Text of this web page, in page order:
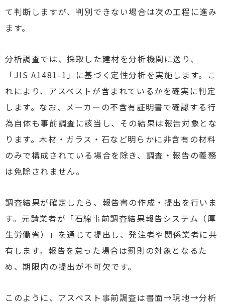
て判断しますが、判別できない場合は次の工程に進み
ます。
分析調査では、採取した建材を分析機関に送り、
「JIS A1481-1」に基づく定性分析を実施します。こ
れにより、アスベストが含まれているかを確実に判定
します。なお、メーカーの不含有証明書で確認する行
為自体も事前調査に該当し、その結果は報告対象とな
ります。木材・ガラス・石など明らかに非含有の材料
のみで構成されている場合を除き、調査・報告の義務
は免除されません。
調査結果が確定したら、報告書の作成・提出を行いま
す。元請業者が「石綿事前調査結果報告システム（厚
生労働省）」を通じて提出し、発注者や関係業者に共
有します。報告を怠った場合は罰則の対象となるた
め、期限内の提出が不可欠です。
このように、アスベスト事前調査は書面→現地→分析